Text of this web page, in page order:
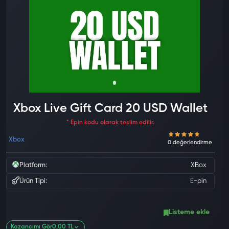
Xbox Live Gift Card 20 USD Wallet
* Epin kodu olarak teslim edilir.
Xbox
Platform: XBox
Ürün Tipi: E-pin
Listeme ekle
Kazancımı Gör0,00 TL